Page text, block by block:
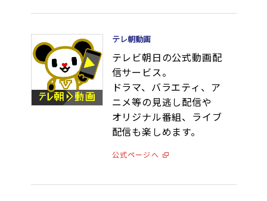
テレ朝動画
テレビ朝日の公式動画配
信サービス。
ドラマ、バラエティ、ア
ニメ等の見逃し配信や
オリジナル番組、ライブ
配信も楽しめます。
公式ページへ